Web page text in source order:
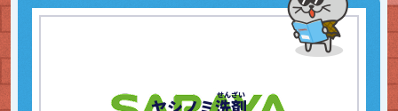
ヤシノミ洗剤